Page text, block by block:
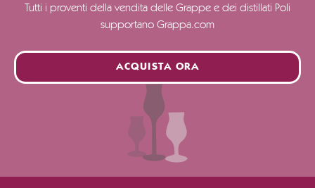
Tutti i proventi della vendita delle Grappe e dei distillati Poli
supportano Grappa.com
ACQUISTA ORA